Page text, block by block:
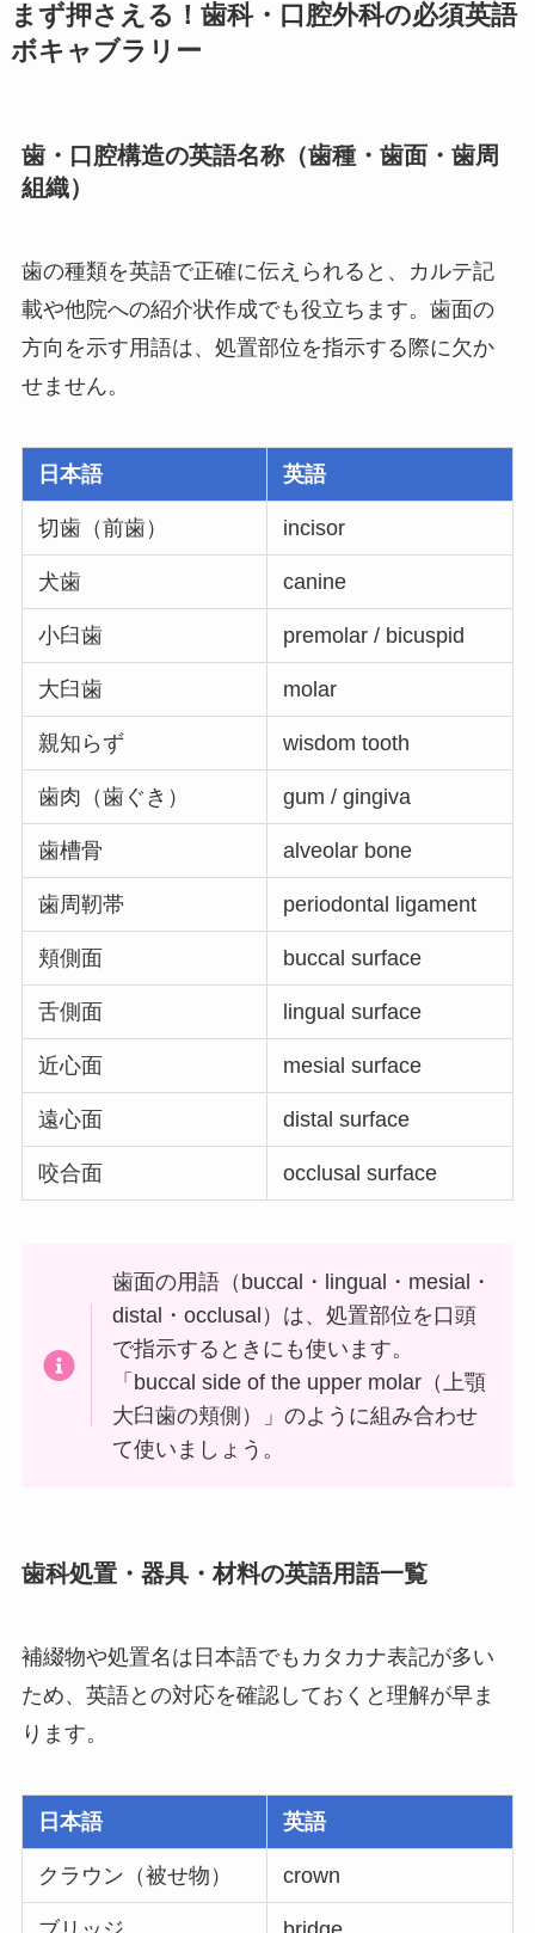
まず押さえる！歯科・口腔外科の必須英語
ボキャブラリー
歯・口腔構造の英語名称（歯種・歯面・歯周
組織）
歯の種類を英語で正確に伝えられると、カルテ記
載や他院への紹介状作成でも役立ちます。歯面の
方向を示す用語は、処置部位を指示する際に欠か
せません。
日本語 英語
切歯（前歯） incisor
犬歯 canine
小臼歯 premolar / bicuspid
大臼歯 molar
親知らず wisdom tooth
歯肉（歯ぐき） gum / gingiva
歯槽骨 alveolar bone
歯周靭帯 periodontal ligament
頬側面 buccal surface
舌側面 lingual surface
近心面 mesial surface
遠心面 distal surface
咬合面 occlusal surface
歯面の用語（buccal・lingual・mesial・
distal・occlusal）は、処置部位を口頭
で指示するときにも使います。
「buccal side of the upper molar（上顎
大臼歯の頬側）」のように組み合わせ
て使いましょう。
歯科処置・器具・材料の英語用語一覧
補綴物や処置名は日本語でもカタカナ表記が多い
ため、英語との対応を確認しておくと理解が早ま
ります。
日本語 英語
クラウン（被せ物） crown